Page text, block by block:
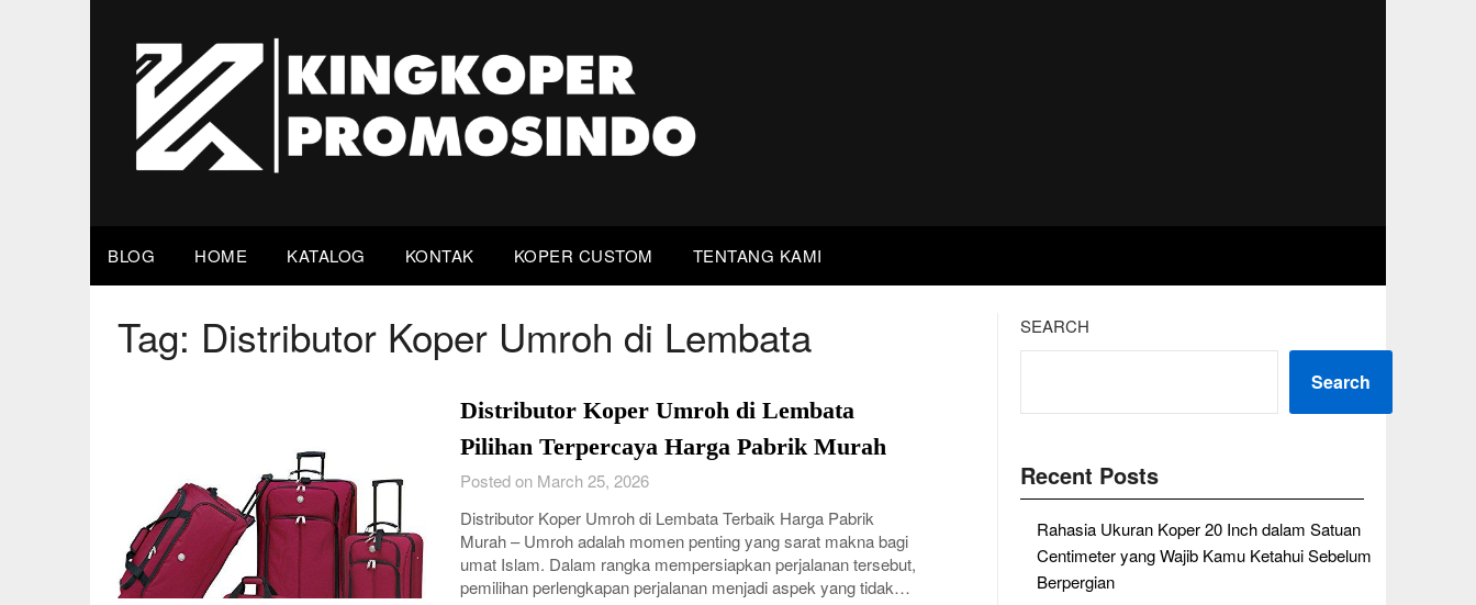
BLOG HOME KATALOG KONTAK KOPER CUSTOM TENTANG KAMI
Tag: Distributor Koper Umroh di Lembata
Distributor Koper Umroh di Lembata
Pilihan Terpercaya Harga Pabrik Murah
Posted on March 25, 2026
Distributor Koper Umroh di Lembata Terbaik Harga Pabrik
Murah – Umroh adalah momen penting yang sarat makna bagi
umat Islam. Dalam rangka mempersiapkan perjalanan tersebut,
pemilihan perlengkapan perjalanan menjadi aspek yang tidak…
SEARCH
Search
Recent Posts
Rahasia Ukuran Koper 20 Inch dalam Satuan
Centimeter yang Wajib Kamu Ketahui Sebelum
Berpergian